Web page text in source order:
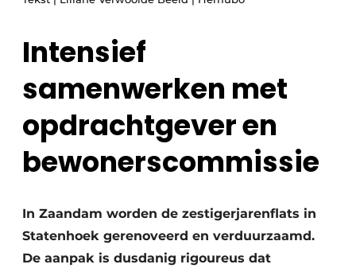
Privacy / Cookie statement
Vacature aanmelden
Vacatures
Video’s
Modulair bouwen
Intensief
samenwerken met
opdrachtgever en
bewonerscommissie
In Zaandam worden de zestigerjarenflats in
Statenhoek gerenoveerd en verduurzaamd.
De aanpak is dusdanig rigoureus dat